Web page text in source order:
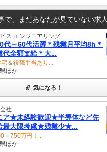
で、まだあなたが見ていない求人
ス エンジニアリング...
代～60代活躍＊残業月平均8h＊
代全額支給＊大...
＆役職手当あり...
ほか
気になる！
社
ア★未経験歓迎★半導体など先
最大限考慮★残業少★...
750万円！...
ほか